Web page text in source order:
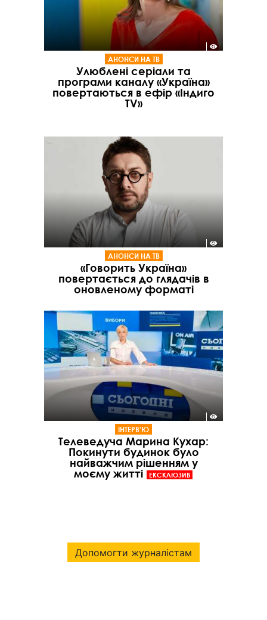
АНОНСИ НА ТВ
Улюблені серіали та
програми каналу «Україна»
повертаються в ефір «Індиго
TV»
АНОНСИ НА ТВ
«Говорить Україна»
повертається до глядачів в
оновленому форматі
ІНТЕРВ'Ю
Телеведуча Марина Кухар:
Покинути будинок було
найважчим рішенням у
моєму житті
ЕКСКЛЮЗИВ
Допомогти журналістам